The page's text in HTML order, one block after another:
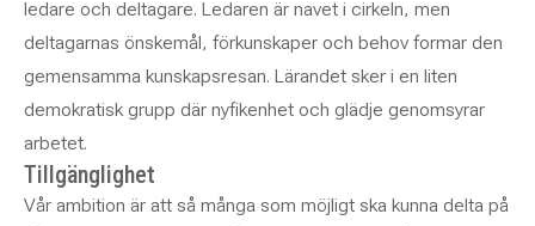
ledare och deltagare. Ledaren är navet i cirkeln, men
deltagarnas önskemål, förkunskaper och behov formar den
gemensamma kunskapsresan. Lärandet sker i en liten
demokratisk grupp där nyfikenhet och glädje genomsyrar
arbetet.
Tillgänglighet
Vår ambition är att så många som möjligt ska kunna delta på